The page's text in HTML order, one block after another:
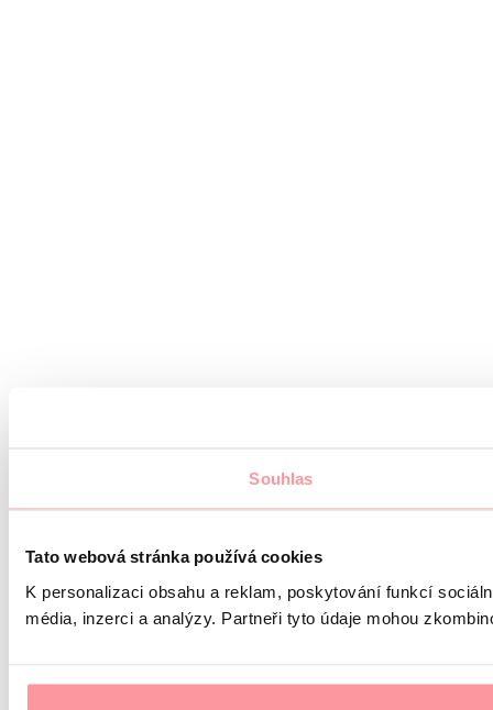
Souhlas
Tato webová stránka používá cookies
K personalizaci obsahu a reklam, poskytování funkcí
média, inzerci a analýzy. Partneři tyto údaje mohou